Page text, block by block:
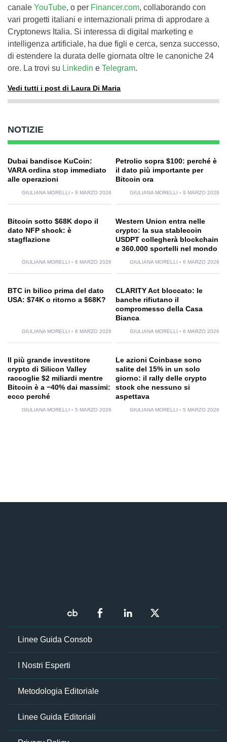
canale YouTube, o per Financer.com, collaborando con
vari progetti italiani e internazionali prima di approdare a
Cryptonews Italia. Si interessa di digital marketing e
intelligenza artificiale, ha due figli e cerca, senza successo,
di estendere la durata delle giornata oltre le canoniche 24
ore. La trovi su Linkedin e Telegram.
Vedi tutti i post di Laura Di Maria
NOTIZIE
Dubai bandisce KuCoin:
VARA ordina stop immediato
alle operazioni
GIULIANA MORELLI 9 MARZO 2026
Petrolio sopra $100: perché è
il dato più importante per
Bitcoin ora
GIULIANA MORELLI 9 MARZO 2026
Bitcoin sotto $68K dopo il
dato NFP shock: è
stagflazione
GIULIANA MORELLI 6 MARZO 2026
Western Union entra nelle
crypto: la sua stablecoin
USDPT collegherà blockchain
e 360.000 sportelli nel mondo
GIULIANA MORELLI 6 MARZO 2026
BTC in bilico prima del dato
USA: $74K o ritorno a $68K?
GIULIANA MORELLI 6 MARZO 2026
CLARITY Act bloccato: le
banche rifiutano il
compromesso della Casa
Bianca
GIULIANA MORELLI 6 MARZO 2026
Il più grande investitore
crypto di Silicon Valley
raccoglie $2 miliardi mentre
Bitcoin è a −40% dai massimi:
ecco perché
GIULIANA MORELLI 5 MARZO 2026
Le azioni Coinbase sono
salite del 15% in un solo
giorno: il rally delle crypto
stock che nessuno si
aspettava
GIULIANA MORELLI 5 MARZO 2026
Linee Guida Consob
I Nostri Esperti
Metodologia Editoriale
Linee Guida Editoriali